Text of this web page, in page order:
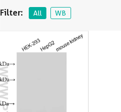
Filter: All WB